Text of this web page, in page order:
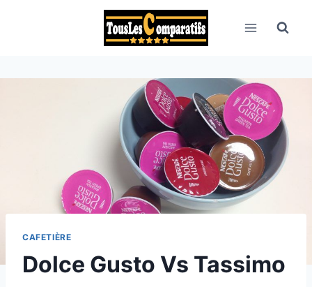
CAFETIÈRE
Dolce Gusto Vs Tassimo